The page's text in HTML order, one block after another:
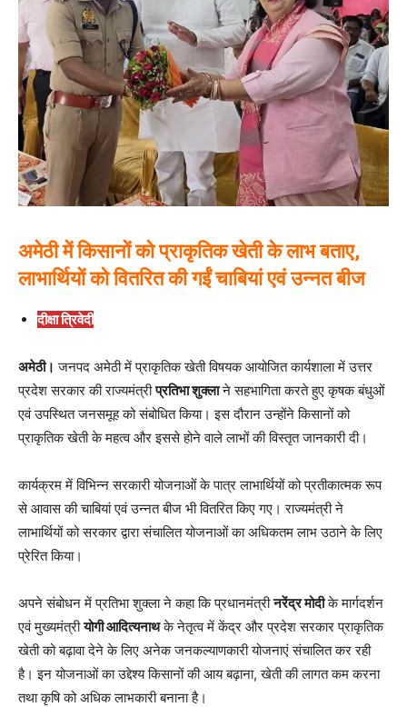
अमेठी में किसानों को प्राकृतिक खेती के लाभ बताए,
लाभार्थियों को वितरित की गईं चाबियां एवं उन्नत बीज
दीक्षा त्रिवेदी
अमेठी। जनपद अमेठी में प्राकृतिक खेती विषयक आयोजित कार्यशाला में उत्तर
प्रदेश सरकार की राज्यमंत्रीप्रतिभा शुक्लाने सहभागिता करते हुए कृषक बंधुओं
एवं उपस्थित जनसमूह को संबोधित किया। इस दौरान उन्होंने किसानों को
प्राकृतिक खेती के महत्व और इससे होने वाले लाभों की विस्तृत जानकारी दी।
कार्यक्रम में विभिन्न सरकारी योजनाओं के पात्र लाभार्थियों को प्रतीकात्मक रूप
से आवास की चाबियां एवं उन्नत बीज भी वितरित किए गए। राज्यमंत्री ने
लाभार्थियों को सरकार द्वारा संचालित योजनाओं का अधिकतम लाभ उठाने के लिए
प्रेरित किया।
अपने संबोधन में प्रतिभा शुक्ला ने कहा कि प्रधानमंत्रीनरेंद्र मोदीके मार्गदर्शन
एवं मुख्यमंत्रीयोगी आदित्यनाथके नेतृत्व में केंद्र और प्रदेश सरकार प्राकृतिक
खेती को बढ़ावा देने के लिए अनेक जनकल्याणकारी योजनाएं संचालित कर रही
है। इन योजनाओं का उद्देश्य किसानों की आय बढ़ाना, खेती की लागत कम करना
तथा कृषि को अधिक लाभकारी बनाना है।